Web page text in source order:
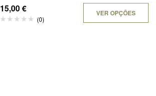
15,00€
(0)
VER OPÇÕES